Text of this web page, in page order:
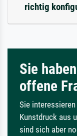
richtig
Sie
offene
Sie
Kunstdruck aus
sind sich aber